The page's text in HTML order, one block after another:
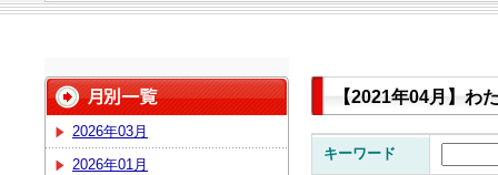
2026年03月
2026年01月
【2021年04月】わ
キーワード